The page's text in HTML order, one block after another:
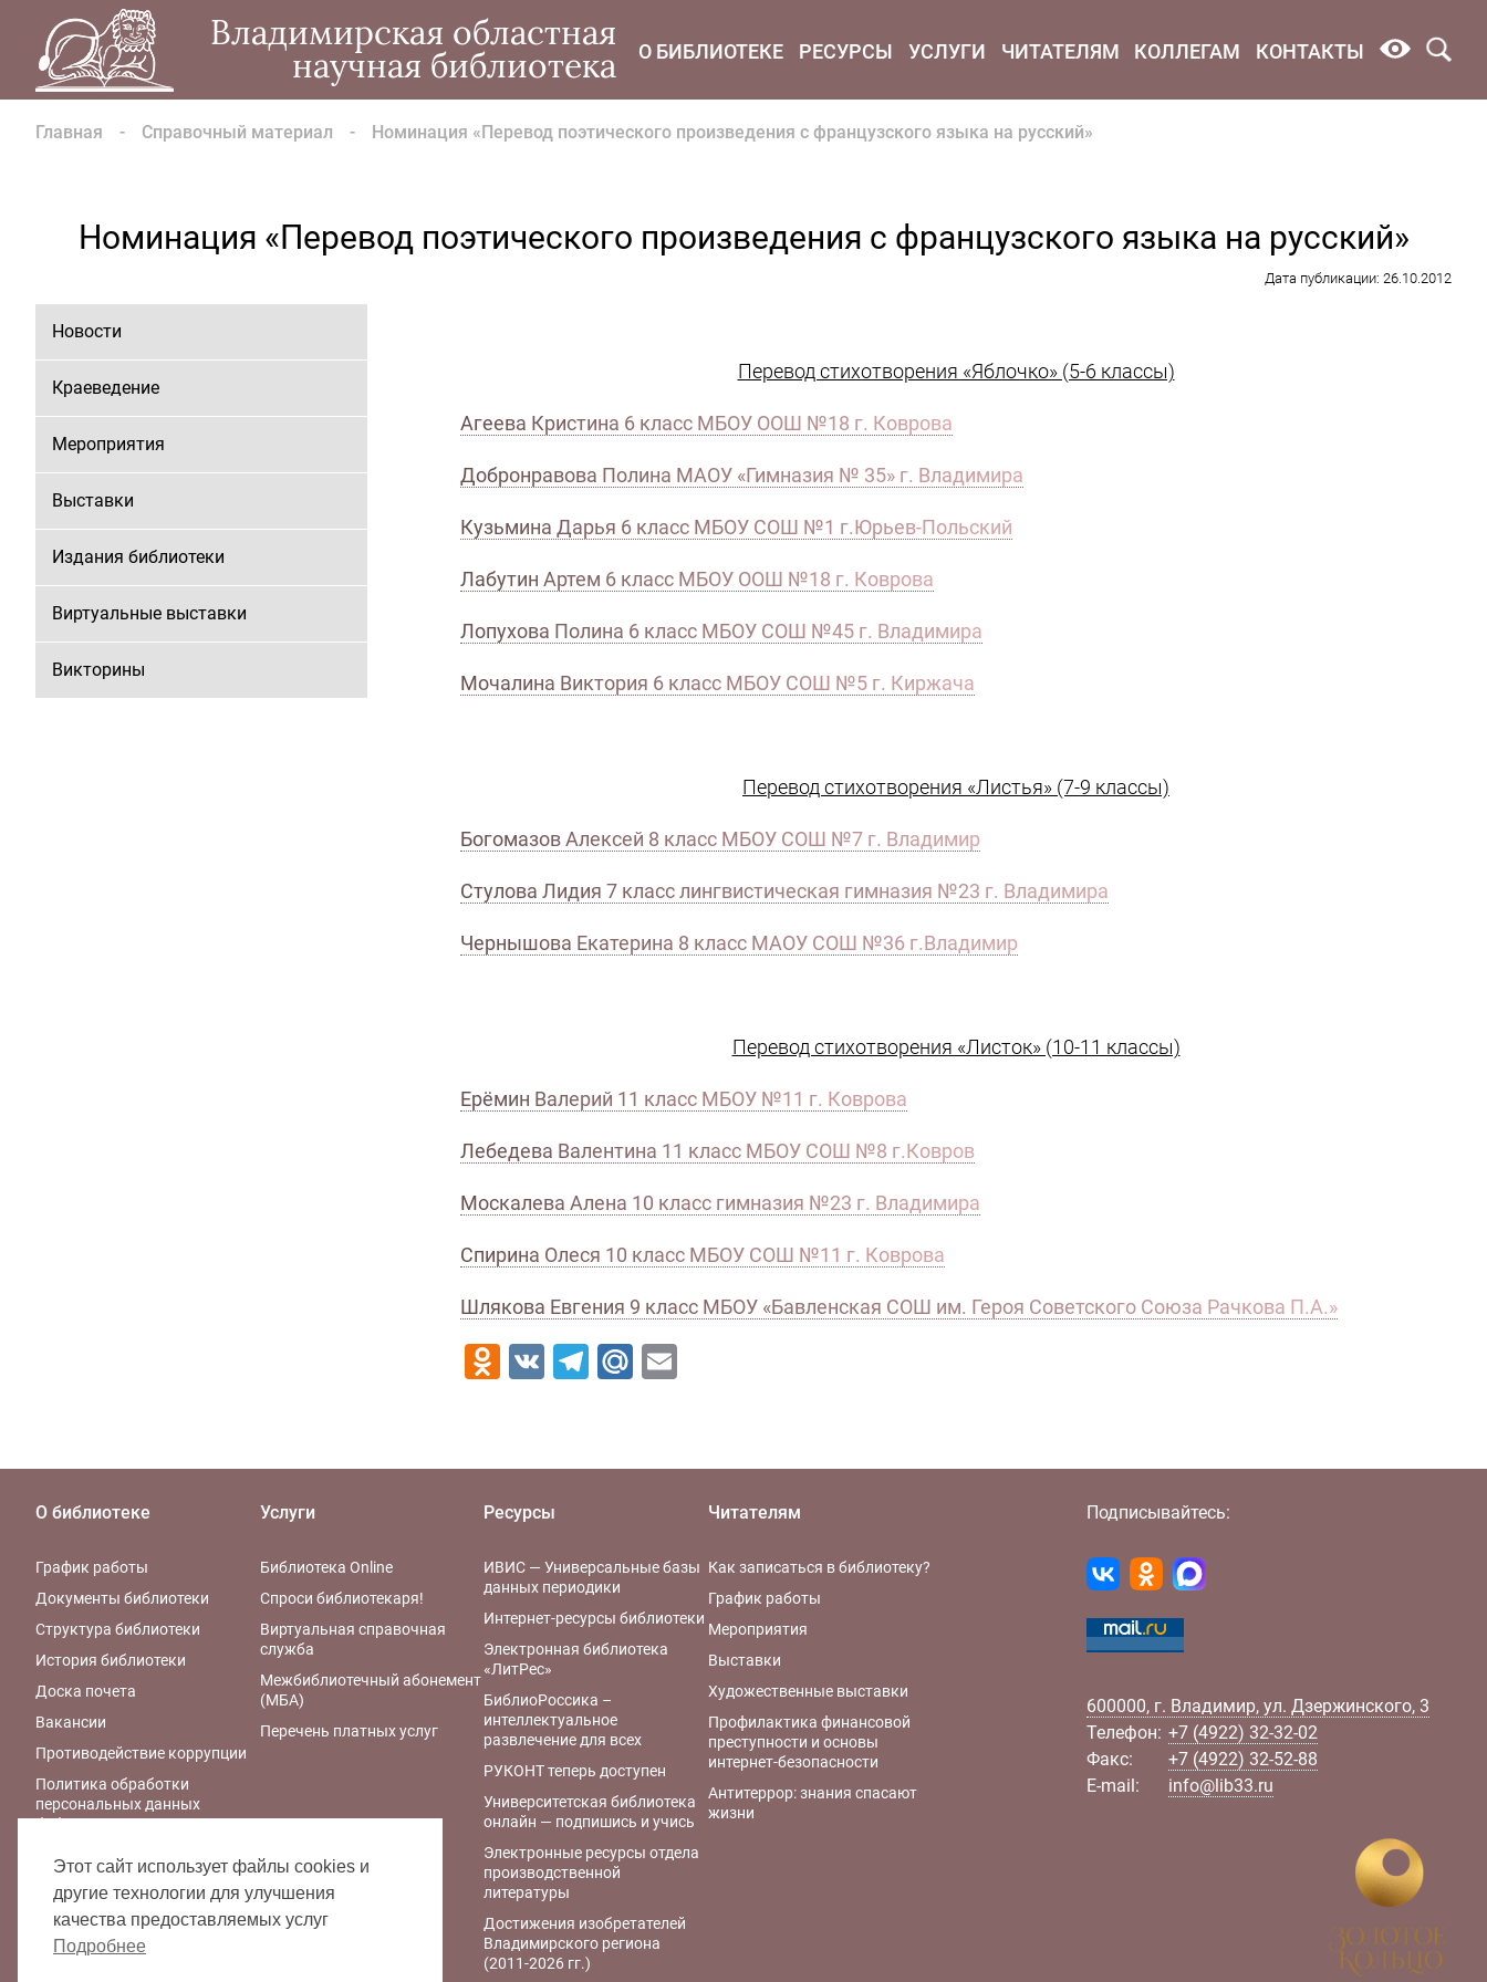
Владимирская областная
научная библиотека
О БИБЛИОТЕКЕ РЕСУРСЫ УСЛУГИ ЧИТАТЕЛЯМ КОЛЛЕГАМ КОНТАКТЫ
Главная Справочный материал Номинация «Перевод поэтического произведения с французского языка на русский»
Номинация «Перевод поэтического произведения с французского языка на русский»
Дата публикации: 26.10.2012
Новости
Краеведение
Мероприятия
Выставки
Издания библиотеки
Виртуальные выставки
Викторины
Перевод стихотворения «Яблочко» (5-6 классы)
Агеева Кристина 6 класс МБОУ ООШ №18 г. Коврова
Добронравова Полина МАОУ «Гимназия № 35» г. Владимира
Кузьмина Дарья 6 класс МБОУ СОШ №1 г.Юрьев-Польский
Лабутин Артем 6 класс МБОУ ООШ №18 г. Коврова
Лопухова Полина 6 класс МБОУ СОШ №45 г. Владимира
Мочалина Виктория 6 класс МБОУ СОШ №5 г. Киржача
Перевод стихотворения «Листья» (7-9 классы)
Богомазов Алексей 8 класс МБОУ СОШ №7 г. Владимир
Стулова Лидия 7 класс лингвистическая гимназия №23 г. Владимира
Чернышова Екатерина 8 класс МАОУ СОШ №36 г.Владимир
Перевод стихотворения «Листок» (10-11 классы)
Ерёмин Валерий 11 класс МБОУ №11 г. Коврова
Лебедева Валентина 11 класс МБОУ СОШ №8 г.Ковров
Москалева Алена 10 класс гимназия №23 г. Владимира
Спирина Олеся 10 класс МБОУ СОШ №11 г. Коврова
Шлякова Евгения 9 класс МБОУ «Бавленская СОШ им. Героя Советского Союза Рачкова П.А.»
Odnoklassniki
VK Telegram
Mail.Ru
О библиотеке
График работы
Документы библиотеки
Структура библиотеки
История библиотеки
Доска почета
Вакансии
Противодействие коррупции
Политика обработки
персональных данных
библиотеки
Правила обработки
персональных данных
Политика
конфиденциальности
персональных данных при
Услуги
Библиотека Online
Спроси библиотекаря!
Виртуальная справочная
служба
Межбиблиотечный абонемент
(МБА)
Перечень платных услуг
Ресурсы
ИВИС — Универсальные базы
данных периодики
Интернет-ресурсы библиотеки
Электронная библиотека
«ЛитРес»
БиблиоРоссика –
интеллектуальное
развлечение для всех
РУКОНТ теперь доступен
Университетская библиотека
онлайн — подпишись и учись
Электронные ресурсы отдела
производственной
литературы
Достижения изобретателей
Владимирского региона
(2011-2026 гг.)
Читателям
Как записаться в библиотеку?
График работы
Мероприятия
Выставки
Художественные выставки
Профилактика финансовой
преступности и основы
интернет-безопасности
Антитеррор: знания спасают
жизни
Подписывайтесь:
600000, г. Владимир, ул. Дзержинского, 3
Телефон: +7 (4922) 32-32-02
Факс:
+7 (4922) 32-52-88
E-mail:
info@lib33.ru
Этот сайт использует файлы cookies и
другие технологии для улучшения
качества предоставляемых услуг
Подробнее